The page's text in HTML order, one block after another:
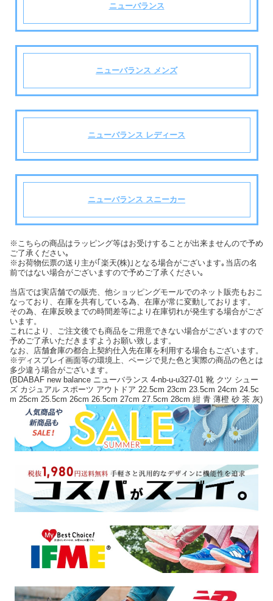
ニューバランス
ニューバランス メンズ
ニューバランス レディース
ニューバランス スニーカー
※こちらの商品はラッピング等はお受けすることが出来ませんので予め
ご了承ください｡
※お荷物伝票の送り主が｢楽天(株)｣となる場合がございます｡当店の名
前ではない場合がございますので予めご了承ください｡
当店では実店舗での販売、他ショッピングモールでのネット販売もおこ
なっており、在庫を共有している為、在庫が常に変動しております。
その為、在庫反映までの時間差等により在庫切れが発生する場合がござ
います。
これにより、ご注文後でも商品をご用意できない場合がございますので
予めご了承いただきますようお願い致します。
なお、店舗倉庫の都合上契約仕入先在庫を利用する場合もございます。
※ディスプレイ画面等の環境上、ページで見た色と実際の商品の色とは
多少違う場合がございます。
(BDABAF new balance ニューバランス 4-nb-u-u327-01 靴 クツ シュー
ズ カジュアル スポーツ アウトドア 22.5cm 23cm 23.5cm 24cm 24.5c
m 25cm 25.5cm 26cm 26.5cm 27cm 27.5cm 28cm 紺 青 薄橙 砂 茶 灰)